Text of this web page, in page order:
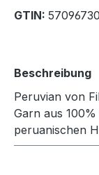
GTIN:
Beschreibung
Peruvian von
Garn aus
peruanischen